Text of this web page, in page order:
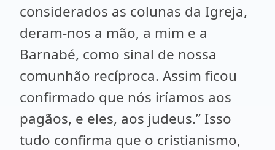
considerados as colunas da Igreja,
deram-nos a mão, a mim e a
Barnabé, como sinal de nossa
comunhão recíproca. Assim ficou
confirmado que nós iríamos aos
pagãos, e eles, aos judeus.” Isso
tudo confirma que o cristianismo,